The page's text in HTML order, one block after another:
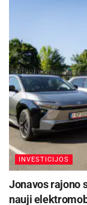
Siekiant
tvarkančių
saugumą bei
eismas nuo
šeštadienio
uždaromas ir
INVESTICIJOS
Jonavos rajono
nauji